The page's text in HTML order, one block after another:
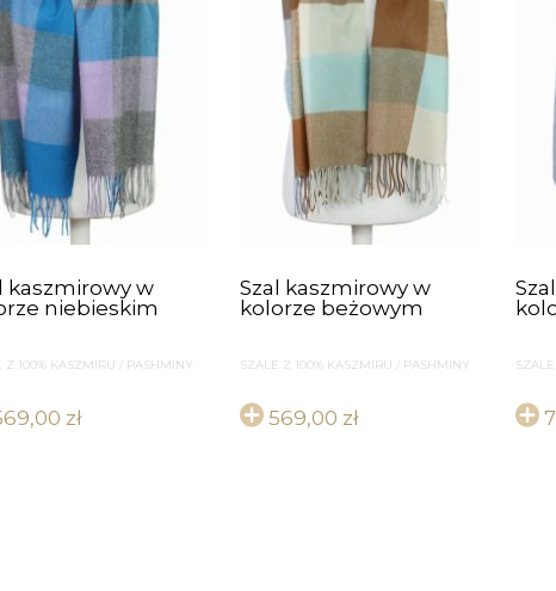
kaszmirowy w
niebieskim
Z 100% KASZMIRU / PASHMINY
zł
Szal kaszmirowy w
kolorze beżowym
SZALE Z 100% KASZMIRU / PASHMINY
569,00 zł